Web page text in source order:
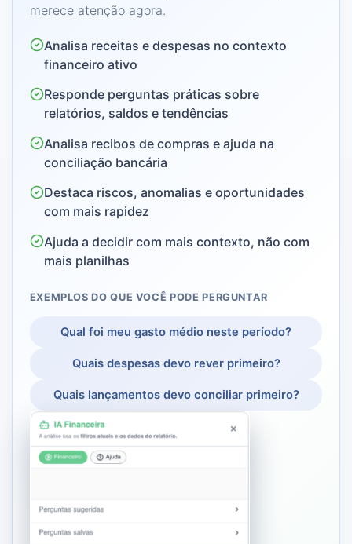
merece atenção agora.
Analisa receitas e despesas no contexto
financeiro ativo
Responde perguntas práticas sobre
relatórios, saldos e tendências
Analisa recibos de compras e ajuda na
conciliação bancária
Destaca riscos, anomalias e oportunidades
com mais rapidez
Ajuda a decidir com mais contexto, não com
mais planilhas
EXEMPLOS DO QUE VOCÊ PODE PERGUNTAR
Qual foi meu gasto médio neste período?
Quais despesas devo rever primeiro?
Quais lançamentos devo conciliar primeiro?